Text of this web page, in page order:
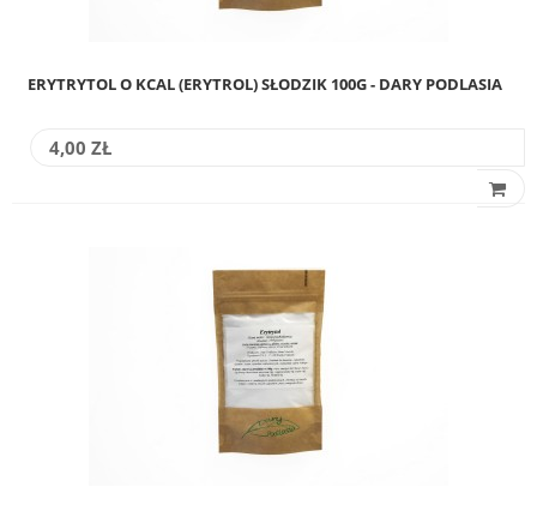
ERYTRYTOL O KCAL (ERYTROL) SŁODZIK 100G - DARY PODLASIA
4,00 ZŁ